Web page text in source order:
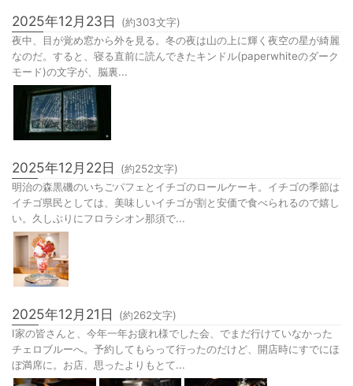
2025年12月23日 (約303文字)
夜中、目が覚め窓から外を見る。冬の夜は山の上に輝く夜空の星が綺麗
なのだ。すると、寝る直前に読んできたキンドル(paperwhiteのダーク
モード)の文字が、脳裏...
2025年12月22日 (約252文字)
明治の森黒磯のいちごパフェとイチゴのロールケーキ。イチゴの季節は
イチゴ県民としては、美味しいイチゴが割と安価で食べられるので嬉し
い。久しぶりにフロラシオン那須で...
2025年12月21日 (約262文字)
I家の皆さんと、今年一年お疲れ様でした会、でまだ行けていなかった
チェロブルーへ。予約してもらって行ったのだけど、開店時にすでにほ
ぼ満席に。お店、思ったよりもとて...